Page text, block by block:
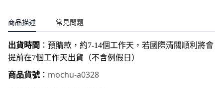
商品描述 常見問題
出貨時間 ： 預購款，約7-14個工作天，若國際清關順利將會
提前在7個工作天出貨（不含例假日）
商品貨號： mochu-a0328